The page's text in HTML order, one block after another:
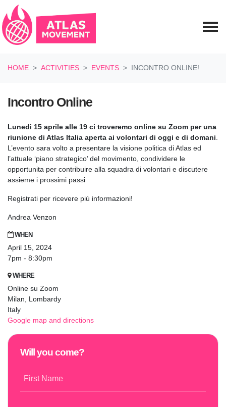
HOME
ACTIVITIES EVENTS INCONTRO ONLINE!
Incontro Online
Lunedi 15 aprile alle 19 ci troveremo online su Zoom per una
riunione di Atlas Italia aperta ai volontari di oggi e di domani.
L’evento sara volto a presentare la visione politica di Atlas ed
l’attuale ‘piano strategico’ del movimento, condividere le
opportunita per contribuire alla squadra di volontari e discutere
assieme i prossimi passi
Registrati per ricevere più informazioni!
Andrea Venzon
WHEN
April 15, 2024
7pm - 8:30pm
WHERE
Online su Zoom
Milan, Lombardy
Italy
Google map and directions
Will you come?
First Name